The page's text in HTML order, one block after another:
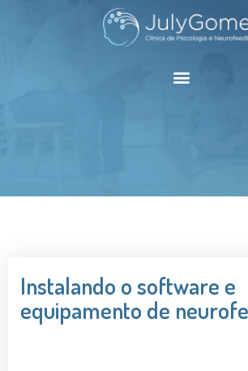
Instalando o software e
equipamento de